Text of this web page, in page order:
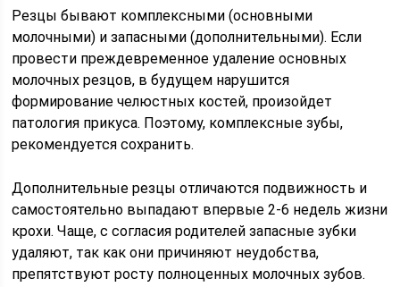
Резцы бывают комплексными (основными
молочными) и запасными (дополнительными). Если
провести преждевременное удаление основных
молочных резцов, в будущем нарушится
формирование челюстных костей, произойдет
патология прикуса. Поэтому, комплексные зубы,
рекомендуется сохранить.
Дополнительные резцы отличаются подвижность и
самостоятельно выпадают впервые 2-6 недель жизни
крохи. Чаще, с согласия родителей запасные зубки
удаляют, так как они причиняют неудобства,
препятствуют росту полноценных молочных зубов.